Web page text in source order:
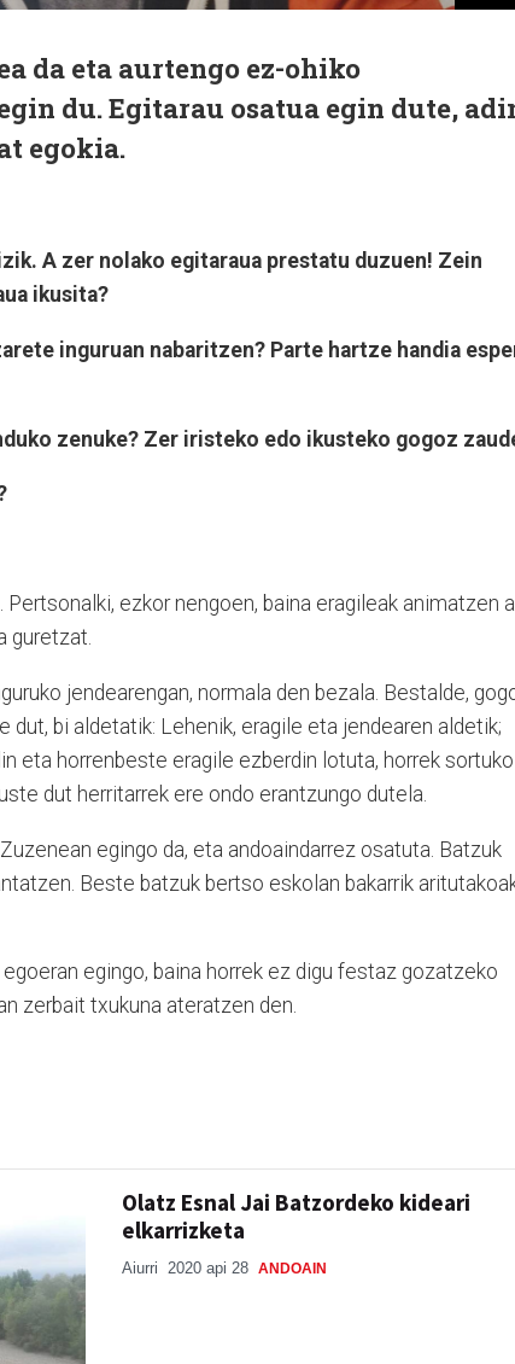
da eta aurtengo ez-ohiko
du. Egitarau osatua egin dute,
egokia.
A zer nolako egitaraua prestatu duzuen! Zein
ikusita?
inguruan nabaritzen? Parte hartze handia
zenuke? Zer iristeko edo ikusteko gogoz
ezkor nengoen, baina eragileak animatzen
guretzat.
jendearengan, normala den bezala. Bestalde,
dut, bi aldetatik: Lehenik, eragile eta jendearen aldetik;
eta horrenbeste eragile ezberdin lotuta, horrek sortuko
dut herritarrek ere ondo erantzungo dutela.
egingo da, eta andoaindarrez osatuta. Batzuk
Beste batzuk bertso eskolan bakarrik
egingo, baina horrek ez digu festaz gozatzeko
zerbait txukuna ateratzen den.
Olatz Esnal Jai Batzordeko kideari
elkarrizketa
Aiurri 2020 api 28 ANDOAIN